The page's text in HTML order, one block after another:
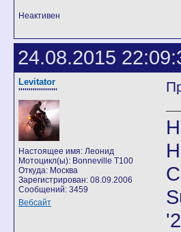
Неактивен
24.08.2015
Levitator
'''''''''''''''''''
Настоящее имя: Леонид
Мотоцикл(ы): Bonneville T100
Откуда: Москва
Зарегистрирован: 08.09.2006
Сообщений: 3459
Вебсайт